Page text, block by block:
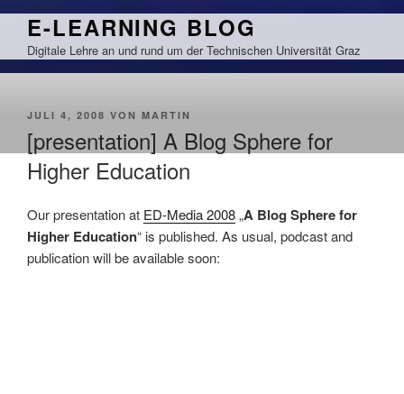
Zum
springen
E-LEARNING BLOG
Digitale Lehre an und rund um der Technischen Universität Graz
VERÖFFENTLICHT
JULI 4, 2008 VON MARTIN
[presentation] A Blog Sphere for
Higher Education
Our presentation at ED-Media 2008„A Blog Sphere for
Higher Education“ is published. As usual, podcast and
publication will be available soon: